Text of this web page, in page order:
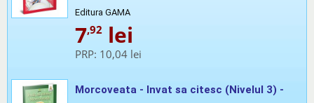
Editura GAMA
7,92 lei
PRP: 10,04 lei
Morcoveata - Invat sa citesc (Nivelul 3) -